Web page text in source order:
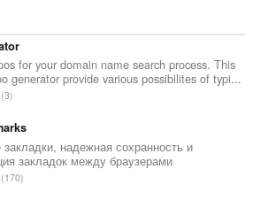
for your domain name search process. This
generator provide various possibilites of typi...
3
надежная сохранность и
закладок между браузерами
170